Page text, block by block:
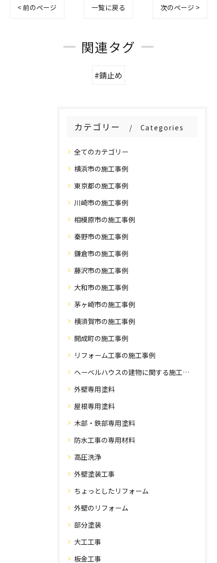
< 前のページ 一覧に戻る 次のページ >
関連タグ
#錆止め
カテゴリー Categories
全てのカテゴリー
横浜市の施工事例
東京都の施工事例
川崎市の施工事例
相模原市の施工事例
秦野市の施工事例
鎌倉市の施工事例
藤沢市の施工事例
大和市の施工事例
茅ヶ崎市の施工事例
横須賀市の施工事例
開成町の施工事例
リフォーム工事の施工事例
ヘーベルハウスの建物に関する施工事例
外壁専用塗料
屋根専用塗料
木部・鉄部専用塗料
防水工事の専用材料
高圧洗浄
外壁塗装工事
ちょっとしたリフォーム
外壁のリフォーム
部分塗装
大工工事
板金工事